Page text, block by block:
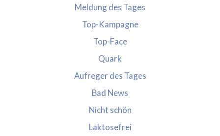
Meldung des Tages
Top-Kampagne
Top-Face
Quark
Aufreger des Tages
Bad News
Nicht schön
Laktosefrei